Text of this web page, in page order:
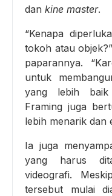
dan kine master.
“Kenapa
tokoh atau
paparannya.
untuk
yang lebih baik
Framing juga
lebih menarik dan
Ia juga
yang harus
videografi.
tersebut mulai